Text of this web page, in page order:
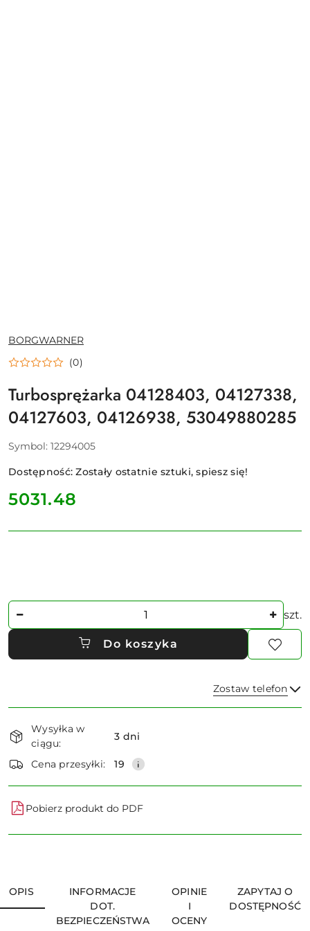
NAZWA
PRODUCENTA:
BORGWARNER
(0)
Turbosprężarka 04128403, 04127338,
04127603, 04126938, 53049880285
Symbol: 12294005
Dostępność:Zostały ostatnie sztuki, spiesz się!
cena:
5031.48
Ilość szt.
Do koszyka
Zostaw telefon
i
dostawa
Wysyłka w
ciągu:
3 dni
Cena przesyłki: 19
Pobierz produkt do PDF
OPIS
INFORMACJE
DOT.
BEZPIECZEŃSTWA
OPINIE
I
OCENY
ZAPYTAJ O
DOSTĘPNOŚĆ